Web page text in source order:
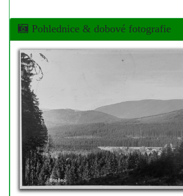
Pohlednice & dobové fotografie